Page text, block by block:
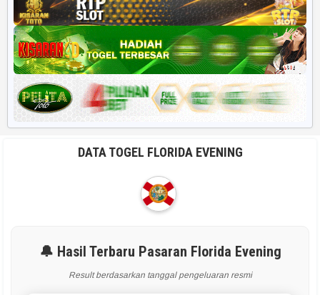
DATA TOGEL FLORIDA EVENING
🔔 Hasil Terbaru Pasaran Florida Evening
Result berdasarkan tanggal pengeluaran resmi